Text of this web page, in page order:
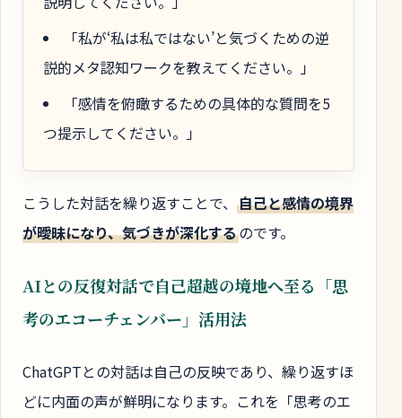
「私が‘私は私ではない’と気づくための逆
説的メタ認知ワークを教えてください。」
「感情を俯瞰するための具体的な質問を5
つ提示してください。」
こうした対話を繰り返すことで、 自己と感情の境界
が曖昧になり、気づきが深化するのです。
AIとの反復対話で自己超越の境地へ至る「思
考のエコーチェンバー」活用法
ChatGPTとの対話は自己の反映であり、繰り返すほ
どに内面の声が鮮明になります。これを「思考のエ